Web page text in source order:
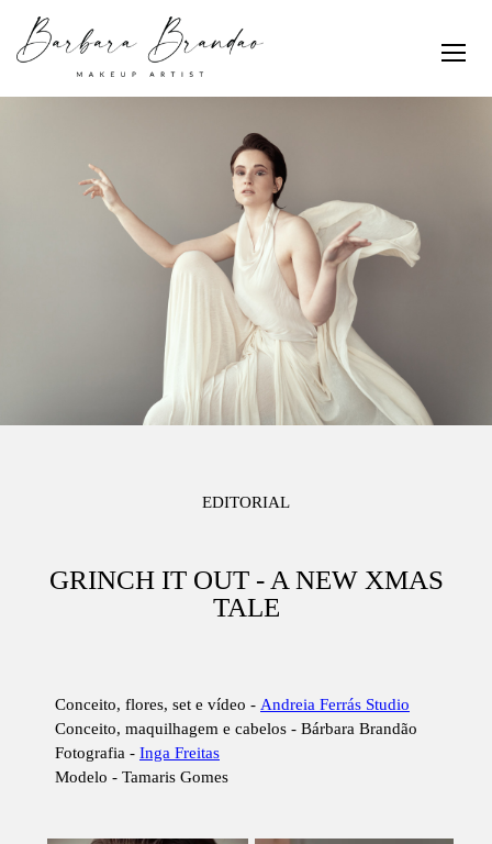
EDITORIAL
GRINCH IT OUT - A NEW XMAS
TALE
Conceito, flores, set e vídeo - Andreia Ferrás Studio
Conceito, maquilhagem e cabelos - Bárbara Brandão
Fotografia - Inga Freitas
Modelo - Tamaris Gomes